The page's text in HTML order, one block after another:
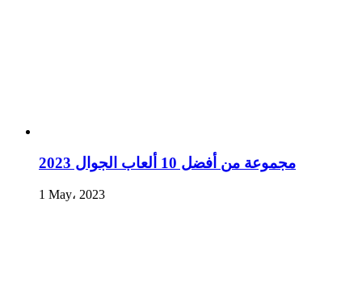
مجموعة من أفضل 10 ألعاب الجوال 2023
1 May، 2023